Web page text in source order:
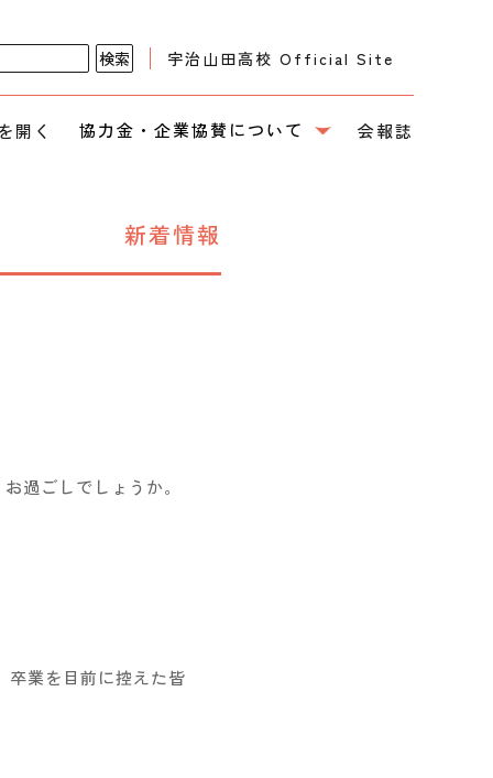
宇治山田高校 Official Site
開く 協力金・企業協賛について 会報誌
新着情報
過ごしでしょうか。
卒業を目前に控えた皆